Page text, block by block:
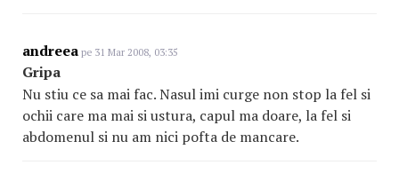
andreea pe 31 Mar 2008, 03:35
Gripa
Nu stiu ce sa mai fac. Nasul imi curge non stop la fel si
ochii care ma mai si ustura, capul ma doare, la fel si
abdomenul si nu am nici pofta de mancare.